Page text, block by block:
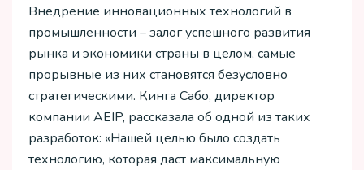
Внедрение инновационных технологий в
промышленности – залог успешного развития
рынка и экономики страны в целом, самые
прорывные из них становятся безусловно
стратегическими. Кинга Сабо, директор
компании AEIP, рассказала об одной из таких
разработок: «Нашей целью было создать
технологию, которая даст максимальную